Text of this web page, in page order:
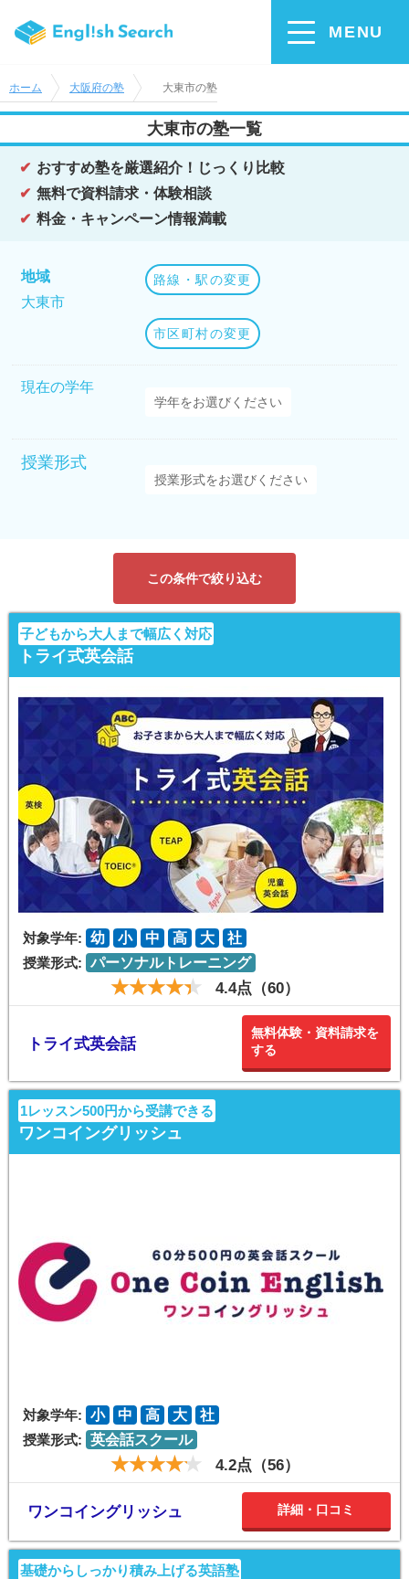
MENU
ホーム 大阪府の塾 大東市の塾
大東市の塾一覧
おすすめ塾を厳選紹介！じっくり比較
無料で資料請求・体験相談
料金・キャンペーン情報満載
地域
大東市
路線・駅の変更
市区町村の変更
現在の学年
授業形式
この条件で絞り込む
子どもから大人まで幅広く対応
トライ式英会話
対象学年: 幼 小 中 高 大
社
授業形式: パーソナルトレーニング
4.4点（60）
トライ式英会話
無料体験・資料請求を
する
1レッスン500円から受講できる
ワンコイングリッシュ
対象学年: 小 中 高 大
社
授業形式: 英会話スクール
4.2点（56）
ワンコイングリッシュ 詳細・口コミ
基礎からしっかり積み上げる英語塾